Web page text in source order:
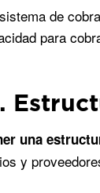
de
para
una
y